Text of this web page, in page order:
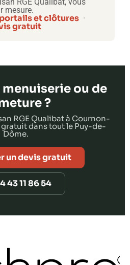
mesure.
et clôtures ·
gratuit
ou de
?
RGE Qualibat à Cournon-
dans tout le Puy-de-
Dôme.
un devis gratuit
11 86 54